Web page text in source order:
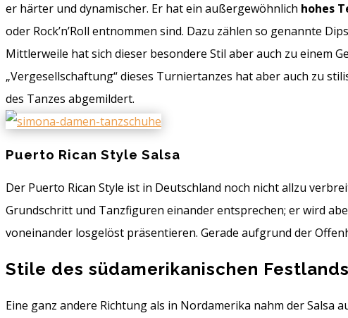
er härter und dynamischer. Er hat ein außergewöhnlich hohes
oder Rock’n’Roll entnommen sind. Dazu zählen so genannte
Mittlerweile hat sich dieser besondere Stil aber auch zu einem
„Vergesellschaftung“ dieses Turniertanzes hat aber auch zu
des Tanzes abgemildert.
Puerto Rican Style Salsa
Der Puerto Rican Style ist in Deutschland noch nicht allzu
Grundschritt und Tanzfiguren einander entsprechen; er wird
voneinander losgelöst präsentieren. Gerade aufgrund der
Stile des südamerikanischen Festlands
Eine ganz andere Richtung als in Nordamerika nahm der Salsa